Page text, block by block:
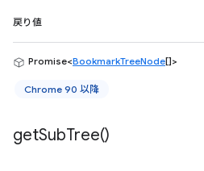
戻り値
Promise<BookmarkTreeNode[]>
Chrome 90 以降
getSubTree()